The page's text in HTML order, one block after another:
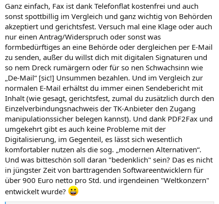
Ganz einfach, Fax ist dank Telefonflat kostenfrei und auch
sonst spottbillig im Vergleich und ganz wichtig von Behörden
akzeptiert und gerichtsfest. Versuch mal eine Klage oder auch
nur einen Antrag/Widerspruch oder sonst was
formbedürftiges an eine Behörde oder dergleichen per E-Mail
zu senden, außer du willst dich mit digitalen Signaturen und
so nem Dreck rumärgern oder für so nen Schwachsinn wie
„De-Mail“ [sic!] Unsummen bezahlen. Und im Vergleich zur
normalen E-Mail erhältst du immer einen Sendebericht mit
Inhalt (wie gesagt, gerichtsfest, zumal du zusätzlich durch den
Einzelverbindungsnachweis der TK-Anbieter den Zugang
manipulationssicher belegen kannst). Und dank PDF2Fax und
umgekehrt gibt es auch keine Probleme mit der
Digitalisierung, im Gegenteil, es lässt sich wesentlich
komfortabler nutzen als die sog. „modernen Alternativen“.
Und was bitteschön soll daran "bedenklich" sein? Das es nicht
in jüngster Zeit von barttragenden Softwareentwicklern für
über 900 Euro netto pro Std. und irgendeinen "Weltkonzern"
entwickelt wurde?